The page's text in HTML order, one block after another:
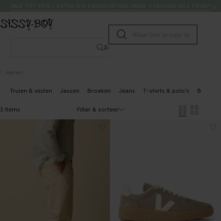
Submit search
Zoeken
Heren
Truien & vesten Jassen Broeken Jeans T-shirts & polo's Blazers
3 Items Filter & sorteer